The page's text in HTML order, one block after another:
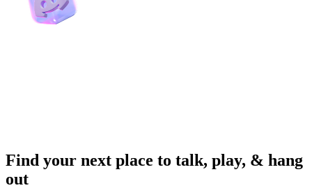
Find your next place to talk, play, & hang
out